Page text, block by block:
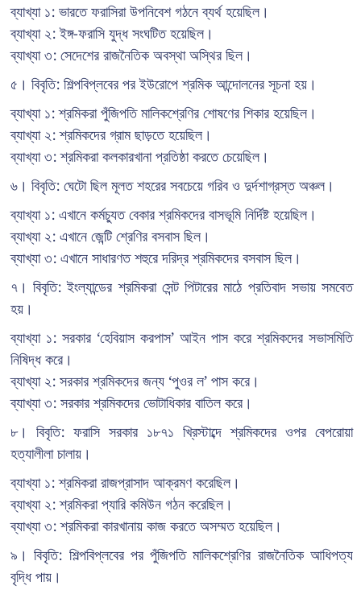
ব্যাখ্যা ১: ভারতে ফরাসিরা উপনিবেশ গঠনে ব্যর্থ হয়েছিল।
ব্যাখ্যা ২: ইঙ্গ-ফরাসি যুদ্ধ সংঘটিত হয়েছিল।
ব্যাখ্যা ৩: সেদেশের রাজনৈতিক অবস্থা অস্থির ছিল।
৫। বিবৃতি: শিল্পবিপ্লবের পর ইউরোপে শ্রমিক আন্দোলনের সূচনা হয়।
ব্যাখ্যা ১: শ্রমিকরা পুঁজিপতি মালিকশ্রেণির শোষণের শিকার হয়েছিল।
ব্যাখ্যা ২: শ্রমিকদের গ্রাম ছাড়তে হয়েছিল।
ব্যাখ্যা ৩: শ্রমিকরা কলকারখানা প্রতিষ্ঠা করতে চেয়েছিল।
৬। বিবৃতি: ঘেটো ছিল মূলত শহরের সবচেয়ে গরিব ও দুর্দশাগ্রস্ত অঞ্চল।
ব্যাখ্যা ১: এখানে কর্মচ্যুত বেকার শ্রমিকদের বাসভূমি নির্দিষ্ট হয়েছিল।
ব্যাখ্যা ২: এখানে জেন্টি শ্রেণির বসবাস ছিল।
ব্যাখ্যা ৩: এখানে সাধারণত শহুরে দরিদ্র শ্রমিকদের বসবাস ছিল।
৭। বিবৃতি: ইংল্যান্ডের শ্রমিকরা সেন্ট পিটারের মাঠে প্রতিবাদ সভায় সমবেত
হয়।
ব্যাখ্যা ১: সরকার ‘হেবিয়াস করপাস’ আইন পাস করে শ্রমিকদের সভাসমিতি
নিষিদ্ধ করে।
ব্যাখ্যা ২: সরকার শ্রমিকদের জন্য ‘পুওর ল’ পাস করে।
ব্যাখ্যা ৩: সরকার শ্রমিকদের ভোটাধিকার বাতিল করে।
৮। বিবৃতি: ফরাসি সরকার ১৮৭১ খ্রিস্টাব্দে শ্রমিকদের ওপর বেপরোয়া
হত্যালীলা চালায়।
ব্যাখ্যা ১: শ্রমিকরা রাজপ্রাসাদ আক্রমণ করেছিল।
ব্যাখ্যা ২: শ্রমিকরা প্যারি কমিউন গঠন করেছিল।
ব্যাখ্যা ৩: শ্রমিকরা কারখানায় কাজ করতে অসম্মত হয়েছিল।
৯। বিবৃতি: শিল্পবিপ্লবের পর পুঁজিপতি মালিকশ্রেণির রাজনৈতিক আধিপত্য
বৃদ্ধি পায়।